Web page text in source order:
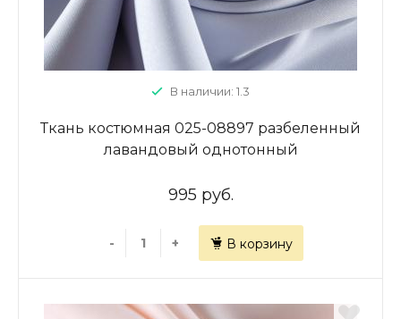
В наличии: 1.3
Ткань костюмная 025-08897 разбеленный
лавандовый однотонный
995 руб.
- + В корзину